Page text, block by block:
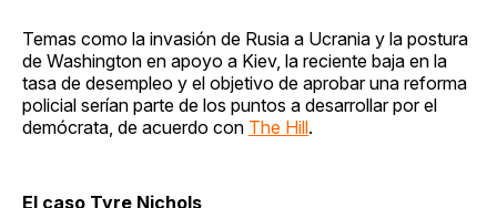
Temas como la invasión de Rusia a Ucrania y la postura
de Washington en apoyo a Kiev, la reciente baja en la
tasa de desempleo y el objetivo de aprobar una reforma
policial serían parte de los puntos a desarrollar por el
demócrata, de acuerdo con The Hill.
El caso Tyre Nichols